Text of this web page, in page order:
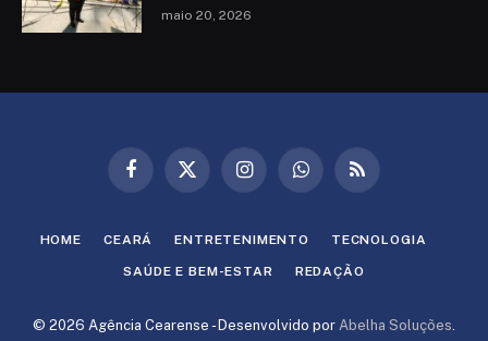
maio 20, 2026
Facebook
X
InstagramWhatsAppRSS
HOME CEARÁ ENTRETENIMENTO TECNOLOGIA
SAÚDE E BEM-ESTAR REDAÇÃO
© 2026 Agência Cearense - Desenvolvido por Abelha Soluções.